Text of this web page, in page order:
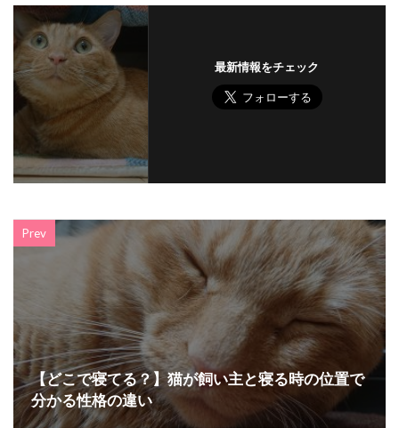
最新情報をチェック
Prev
【どこで寝てる？】猫が飼い主と寝る時の位置で
分かる性格の違い